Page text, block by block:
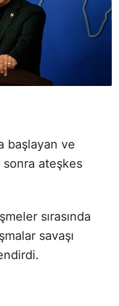
başlayan ve
sonra ateşkes
sırasında
savaşı